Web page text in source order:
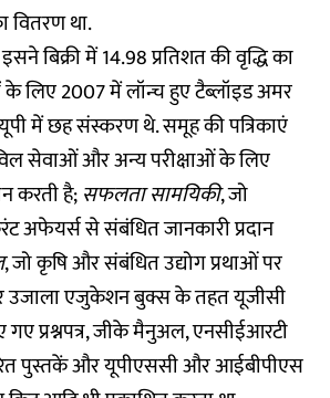
वितरण था.
बिक्री में 14.98 प्रतिशत की वृद्धि का
के लिए 2007 में लॉन्च हुए टैब्लॉइड अमर
में छह संस्करण थे. समूह की पत्रिकाएं
सेवाओं और अन्य परीक्षाओं के लिए
करती है;सफलता सामयिकी, जो
अफेयर्स से संबंधित जानकारी प्रदान
, जो कृषि और संबंधित उद्योग प्रथाओं पर
उजाला एजुकेशन बुक्स के तहत यूजीसी
प्रश्नपत्र, जीके मैनुअल, एनसीईआरटी
पुस्तकें और यूपीएससी और आईबीपीएस